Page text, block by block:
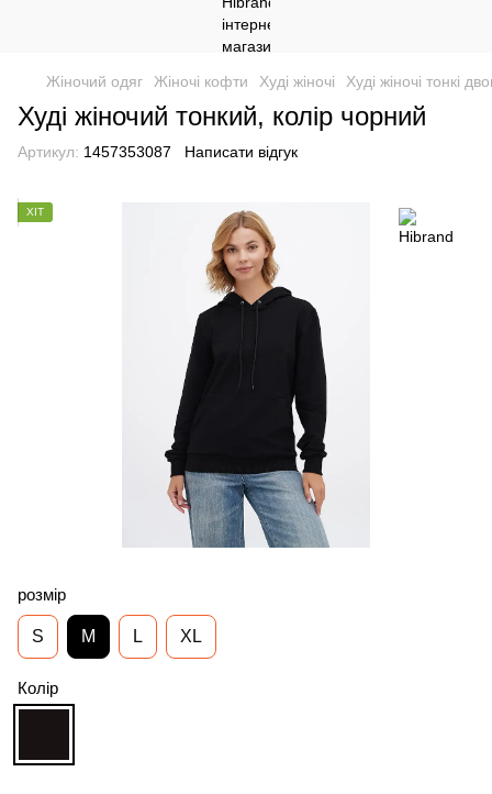
Жіночий одяг Жіночі кофти Худі жіночі Худі жіночі тонкі
Худі жіночий тонкий, колір чорний
Артикул: 1457353087 Написати відгук
ХІТ
розмір
S M L XL
Колір